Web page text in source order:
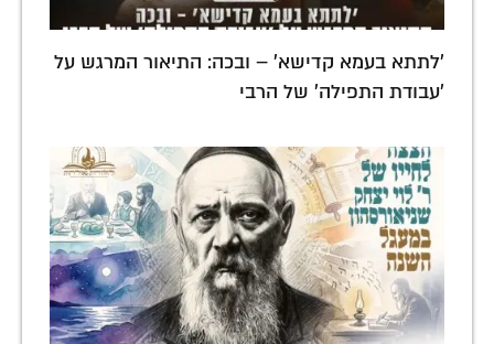
'לתתא בעמא קדישא' – ובכה: התיאור המרגש על
'עבודת התפילה' של הרבי